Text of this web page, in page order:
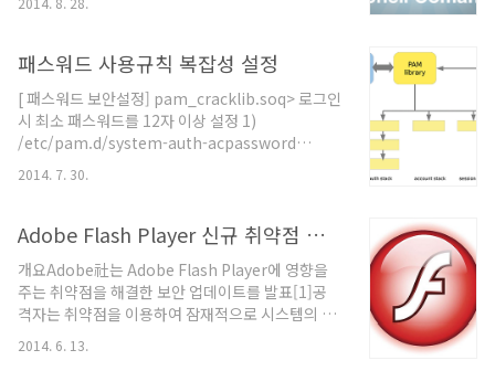
===[ 1. Introduction ===[ 2. Unix Wildcards
===[ 4. Something more useful... 4.1 Chown
Chmod file reference trick 4.3 Tar arbitrary
c..
패스워드 사용규칙 복잡성 설정
[ 패스워드 보안설정] pam_cracklib.soq> 로그인
시 최소 패스워드를 12자 이상 설정 1)
/etc/pam.d/system-auth-acpassword
requisite pam_cracklib.so try_first_pass
retry=3 minlen=12패스워드에서 사용가능한 문
특수기호 1 2) pam_cracklib.so 인수값- debug :
syslog 파일에 로그기록- type=LINUX useradd
홍길동 passwd 홍길동 NEW UNIX password : -
> NEW LINUX password :- retry=N : 패스워드
입력 실패 시 재시도횟수- difok=N : 기존 패스워드
와 비교. 기본값10 (50%)- ..
2014. 7. 30.
Adobe Flash Player 신규 취약점 보안업데이트
개요Adobe社는 Adobe Flash Player에 영향을
주는 취약점을 해결한 보안 업데이트를 발표[1]공
격자는 취약점을 이용하여 잠재적으로 시스템의 제
어권한을 획득할 수 있음 설명Adobe社는 Adobe
Flash Player의 취약점 6개에 대한 보안 업데이트
2014. 6. 13.